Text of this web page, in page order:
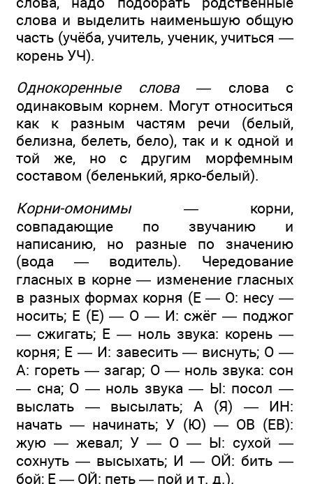
слова и выделить наименьшую общую
часть (учёба, учитель, ученик, учиться —
корень УЧ).
Однокоренные слова — слова с
одинаковым корнем. Могут относиться
как к разным частям речи (белый,
белизна, белеть, бело), так и к одной и
той же, но с другим морфемным
составом (беленький, ярко-белый).
Корни-омонимы —корни,
совпадающие по звучанию и
написанию, но разные по значению
(вода — водитель). Чередование
гласных в корне — изменение гласных
в разных формах корня (Е — О: несу —
носить; Е (Е) — О — И: сжёг — поджог
— сжигать; Е — ноль звука: корень —
корня; Е — И: завесить — виснуть; О —
А: гореть — загар; О — ноль звука: сон
— сна; О — ноль звука — Ы: посол —
выслать — высылать; А (Я) — ИН:
начать — начинать; У (Ю) — ОВ (ЕВ):
жую — жевал; У — О — Ы: сухой —
сохнуть — высыхать; И — ОЙ: бить —
бой; Е — ОЙ: петь — пой и т. д.).